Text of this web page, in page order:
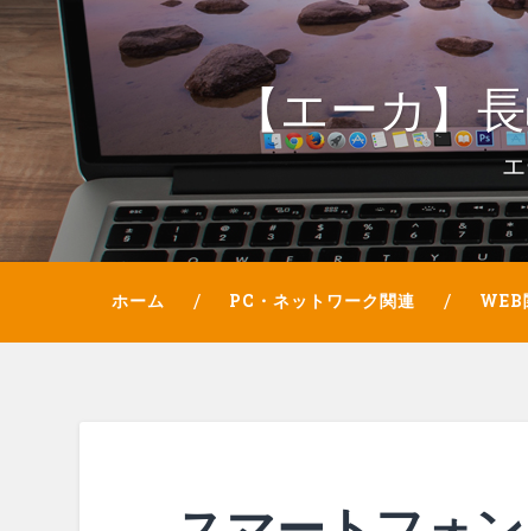
【エーカ】
ホーム PC・ネットワーク関連 WEB